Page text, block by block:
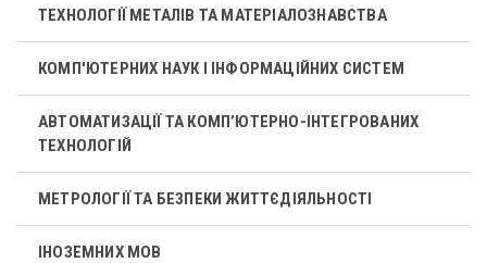
ТЕХНОЛОГІЇ МЕТАЛІВ ТА МАТЕРІАЛОЗНАВСТВА
КОМП'ЮТЕРНИХ НАУК І ІНФОРМАЦІЙНИХ СИСТЕМ
АВТОМАТИЗАЦІЇ ТА КОМП’ЮТЕРНО-ІНТЕГРОВАНИХ
ТЕХНОЛОГІЙ
МЕТРОЛОГІЇ ТА БЕЗПЕКИ ЖИТТЄДІЯЛЬНОСТІ
ІНОЗЕМНИХ МОВ